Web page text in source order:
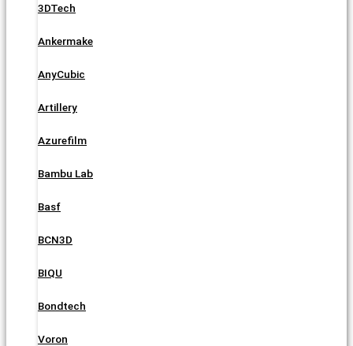
3DTech
Ankermake
AnyCubic
Artillery
Azurefilm
Bambu Lab
Basf
BCN3D
BIQU
Bondtech
Voron